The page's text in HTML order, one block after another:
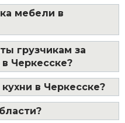
мебели в
грузчикам за
Черкесске?
в Черкесске?